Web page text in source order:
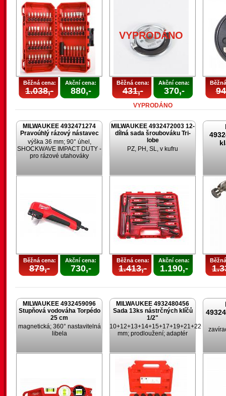
Běžná cena:
1.038,-
Akční cena:
880,-
VYPRODÁNO
Běžná cena:
431,-
Akční cena:
370,-
VYPRODÁNO
MILWAUKEE 4932471274
Pravoúhlý rázový nástavec
výška 36 mm; 90° úhel,
SHOCKWAVE IMPACT DUTY -
pro rázové utahováky
Běžná cena:
879,-
Akční cena:
730,-
MILWAUKEE 4932472003 12-
dílná sada šroubováku Tri-
lobe
PZ, PH, SL, v kufru
Běžná cena:
1.413,-
Akční cena:
1.190,-
MILWAUKEE 4932459096
Stupňová vodováha Torpédo
25 cm
magnetická; 360° nastavitelná
libela
MILWAUKEE 4932480456
Sada 13ks nástrčných klíčů
1/2"
10+12+13+14+15+17+19+21+22+24
mm; prodloužení; adaptér